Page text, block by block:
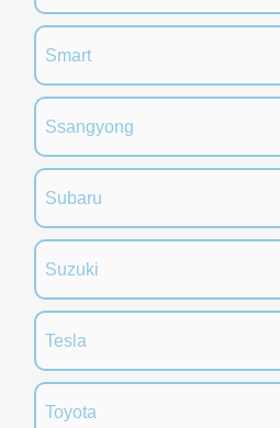
Smart
Ssangyong
Subaru
Suzuki
Tesla
Toyota